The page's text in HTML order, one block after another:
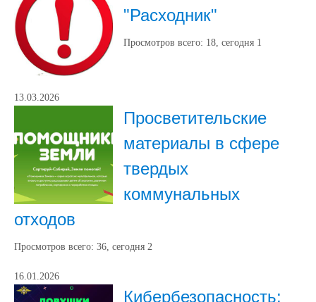
"Расходник"
Просмотров всего: 18, сегодня 1
13.03.2026
Просветительские
материалы в сфере
твердых
коммунальных
отходов
Просмотров всего: 36, сегодня 2
16.01.2026
Кибербезопасность: